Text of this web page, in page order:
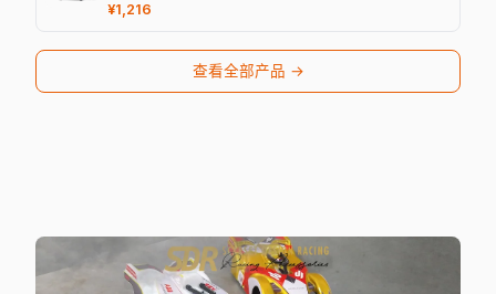
¥1,216
查看全部产品 →